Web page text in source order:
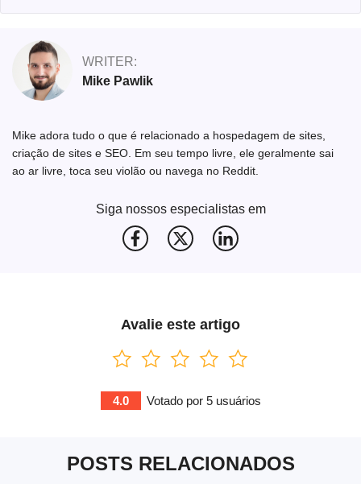
WRITER:
Mike Pawlik
Mike adora tudo o que é relacionado a hospedagem de sites,
criação de sites e SEO. Em seu tempo livre, ele geralmente sai
ao ar livre, toca seu violão ou navega no Reddit.
Siga nossos especialistas em
Avalie este artigo
4.0 Votado por 5usuários
POSTS RELACIONADOS